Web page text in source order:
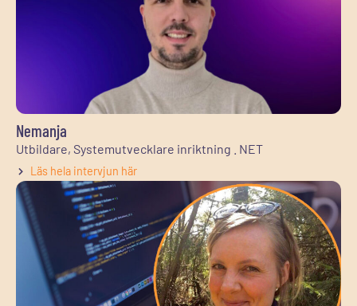
Nemanja
Utbildare, Systemutvecklare inriktning . NET
Läs hela intervjun här